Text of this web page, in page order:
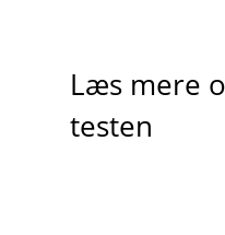
Læs mere
testen